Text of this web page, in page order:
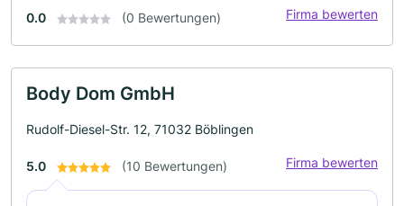
0.0 (0 Bewertungen) Firma bewerten
Body Dom GmbH
Rudolf-Diesel-Str. 12, 71032 Böblingen
5.0 (10 Bewertungen) Firma bewerten